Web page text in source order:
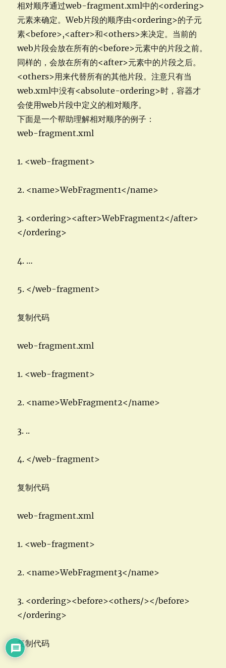
相对顺序通过web-fragment.xml中的<ordering>
元素来确定。Web片段的顺序由<ordering>的子元
素<before>,<after>和<others>来决定。当前的
web片段会放在所有的<before>元素中的片段之前。
同样的，会放在所有的<after>元素中的片段之后。
<others>用来代替所有的其他片段。注意只有当
web.xml中没有<absolute-ordering>时，容器才
会使用web片段中定义的相对顺序。
下面是一个帮助理解相对顺序的例子：
web-fragment.xml
1. <web-fragment>
2. <name>WebFragment1</name>
3. <ordering><after>WebFragment2</after>
</ordering>
4. …
5. </web-fragment>
复制代码
web-fragment.xml
1. <web-fragment>
2. <name>WebFragment2</name>
3. ..
4. </web-fragment>
复制代码
web-fragment.xml
1. <web-fragment>
2. <name>WebFragment3</name>
3. <ordering><before><others/></before>
</ordering>
复制代码